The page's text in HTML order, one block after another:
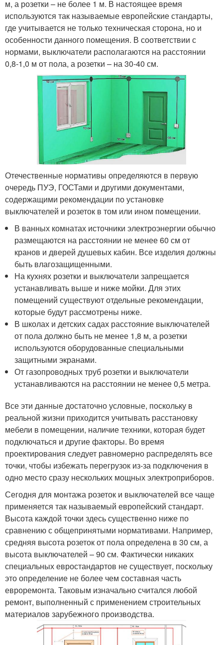
м, а розетки – не более 1 м. В настоящее время
используются так называемые европейские стандарты,
где учитывается не только техническая сторона, но и
особенности данного помещения. В соответствии с
нормами, выключатели располагаются на расстоянии
0,8-1,0 м от пола, а розетки – на 30-40 см.
Отечественные нормативы определяются в первую
очередь ПУЭ, ГОСТами и другими документами,
содержащими рекомендации по установке
выключателей и розеток в том или ином помещении.
В ванных комнатах источники электроэнергии обычно
размещаются на расстоянии не менее 60 см от
кранов и дверей душевых кабин. Все изделия должны
быть влагозащищенными.
На кухнях розетки и выключатели запрещается
устанавливать выше и ниже мойки. Для этих
помещений существуют отдельные рекомендации,
которые будут рассмотрены ниже.
В школах и детских садах расстояние выключателей
от пола должно быть не менее 1,8 м, а розетки
используются оборудованные специальными
защитными экранами.
От газопроводных труб розетки и выключатели
устанавливаются на расстоянии не менее 0,5 метра.
Все эти данные достаточно условные, поскольку в
реальной жизни приходится учитывать расстановку
мебели в помещении, наличие техники, которая будет
подключаться и другие факторы. Во время
проектирования следует равномерно распределять все
точки, чтобы избежать перегрузок из-за подключения в
одно место сразу нескольких мощных электроприборов.
Сегодня для монтажа розеток и выключателей все чаще
применяется так называемый европейский стандарт.
Высота каждой точки здесь существенно ниже по
сравнению с общепринятыми нормативами. Например,
средняя высота розеток от пола определена в 30 см, а
высота выключателей – 90 см. Фактически никаких
специальных евростандартов не существует, поскольку
это определение не более чем составная часть
евроремонта. Таковым изначально считался любой
ремонт, выполненный с применением строительных
материалов зарубежного производства.